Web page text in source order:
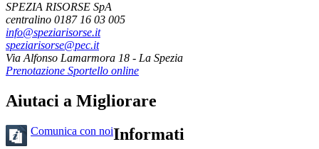
SPEZIA RISORSE SpA
centralino 0187 16 03 005
info@speziarisorse.it
speziarisorse@pec.it
Via Alfonso Lamarmora 18 - La Spezia
Prenotazione Sportello online
Aiutaci a Migliorare
Comunica con noiInformati